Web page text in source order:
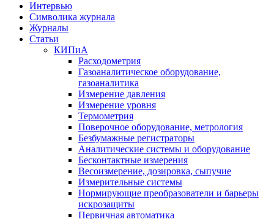
Интервью
Символика журнала
Журналы
Статьи
КИПиА
Расходометрия
Газоаналитическое оборудование,
газоаналитика
Измерение давления
Измерение уровня
Термометрия
Поверочное оборудование, метрология
Безбумажные регистраторы
Аналитические системы и оборудование
Бесконтактные измерения
Весоизмерение, дозировка, сыпучие
Измерительные системы
Нормирующие преобразователи и барьеры
искрозащиты
Первичная автоматика